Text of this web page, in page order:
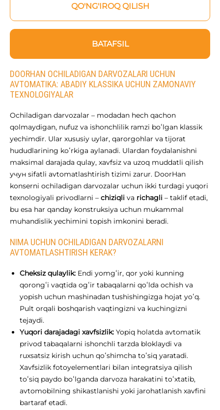
QO'NG'IROQ QILISH
BATAFSIL
DOORHAN OCHILADIGAN DARVOZALARI UCHUN
AVTOMATIKA: ABADIY KLASSIKA UCHUN ZAMONAVIY
TEXNOLOGIYALAR
Ochiladigan darvozalar – modadan hech qachon
qolmaydigan, nufuz va ishonchlilik ramzi boʻlgan klassik
yechimdir. Ular xususiy uylar, qarorgohlar va tijorat
hududlarining koʻrkiga aylanadi. Ulardan foydalanishni
maksimal darajada qulay, xavfsiz va uzoq muddatli qilish
учун sifatli avtomatlashtirish tizimi zarur. DoorHan
konserni ochiladigan darvozalar uchun ikki turdagi yuqori
texnologiyali privodlarni – chiziqli va richagli – taklif etadi,
bu esa har qanday konstruksiya uchun mukammal
muhandislik yechimini topish imkonini beradi.
NIMA UCHUN OCHILADIGAN DARVOZALARNI
AVTOMATLASHTIRISH KERAK?
Cheksiz qulaylik: Endi yomgʻir, qor yoki kunning
qorongʻi vaqtida ogʻir tabaqalarni qoʻlda ochish va
yopish uchun mashinadan tushishingizga hojat yoʻq.
Pult orqali boshqarish vaqtingizni va kuchingizni
tejaydi.
Yuqori darajadagi xavfsizlik: Yopiq holatda avtomatik
privod tabaqalarni ishonchli tarzda bloklaydi va
ruxsatsiz kirish uchun qoʻshimcha toʻsiq yaratadi.
Xavfsizlik fotoyelementlari bilan integratsiya qilish
toʻsiq paydo boʻlganda darvoza harakatini toʻxtatib,
avtomobilning shikastlanishi yoki jarohatlanish xavfini
bartaraf etadi.